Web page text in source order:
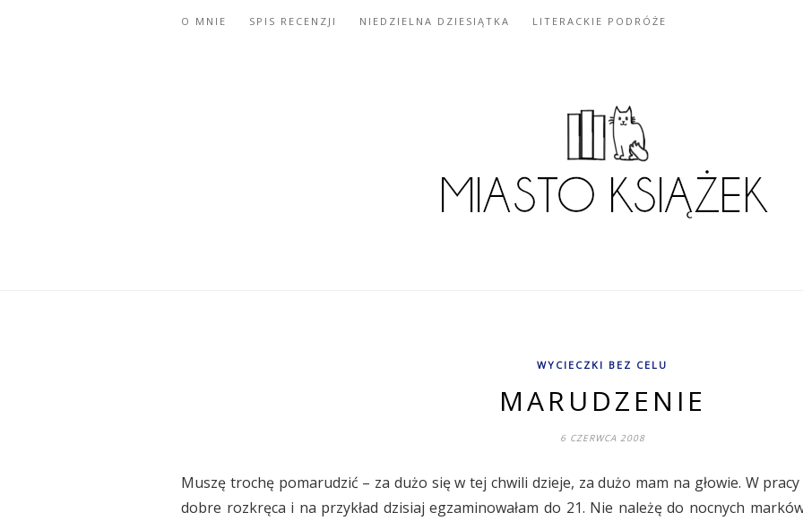
O MNIE SPIS RECENZJI NIEDZIELNA DZIESIĄTKA LITERACKIE PODRÓŻE
WYCIECZKI BEZ CELU
MARUDZENIE
6 CZERWCA 2008
Muszę trochę pomarudzić – za dużo się w tej chwili dzieje, za dużo mam na głowie. W
dobre rozkręca i na przykład dzisiaj egzaminowałam do 21. Nie należę do nocnych